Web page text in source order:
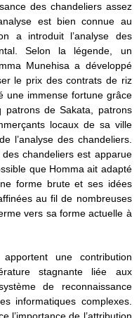
des chandeliers assez
est bien connue au
a introduit l’analyse des
Selon la légende, un
Munehisa a développé
le prix des contrats de riz
une immense fortune grâce
patrons de Sakata, patrons
locaux de sa ville
l’analyse des chandeliers.
des chandeliers est apparue
que Homma ait adapté
forme brute et ses idées
au fil de nombreuses
vers sa forme actuelle à
une contribution
stagnante liée aux
de reconnaissance
informatiques complexes.